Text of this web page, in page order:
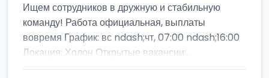
Ищем сотрудников в дружную и стабильную
команду! Работа официальная, выплаты
вовремя График: вс ndash;чт, 07:00 ndash;16:00
Локация: Холон Открытые вакансии:...